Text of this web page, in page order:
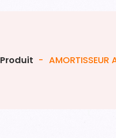
Produit - AMORTISSEUR